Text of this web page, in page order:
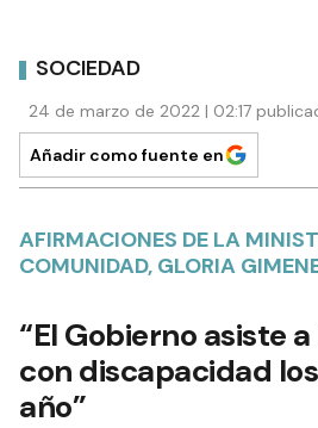
SOCIEDAD
24 de marzo de 2022 | 02:17
Añadir como fuente en
AFIRMACIONES DE LA
COMUNIDAD, GLORIA
“El Gobierno asiste
con discapacidad
año”